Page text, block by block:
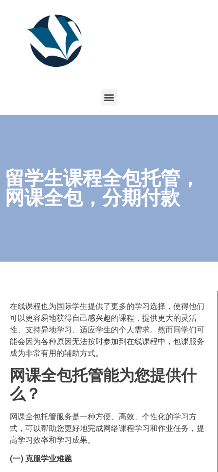
留学生课程全包托管，
网课全包，分期付款
在线课程也为国际学生提供了更多的学习选择，使得他们
可以更容易地获得自己感兴趣的课程，提供更大的灵活
性、支持异地学习、适应学生的个人需求。然而同学们可
能会因为各种原因无法按时参加到在线课程中，包课服务
成为非常有用的辅助方式。
网课全包托管能为您提供什
么？
网课全包托管服务是一种方便、高效、个性化的学习方
式，可以帮助您更好地完成网络课程学习和作业任务，提
高学习效率和学习成果。
(一) 克服学业难题